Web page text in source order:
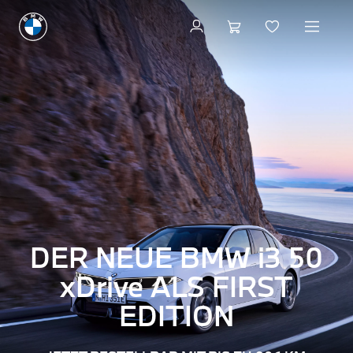
DER NEUEBMW i3 50
xDriveALS FIRST
EDITION